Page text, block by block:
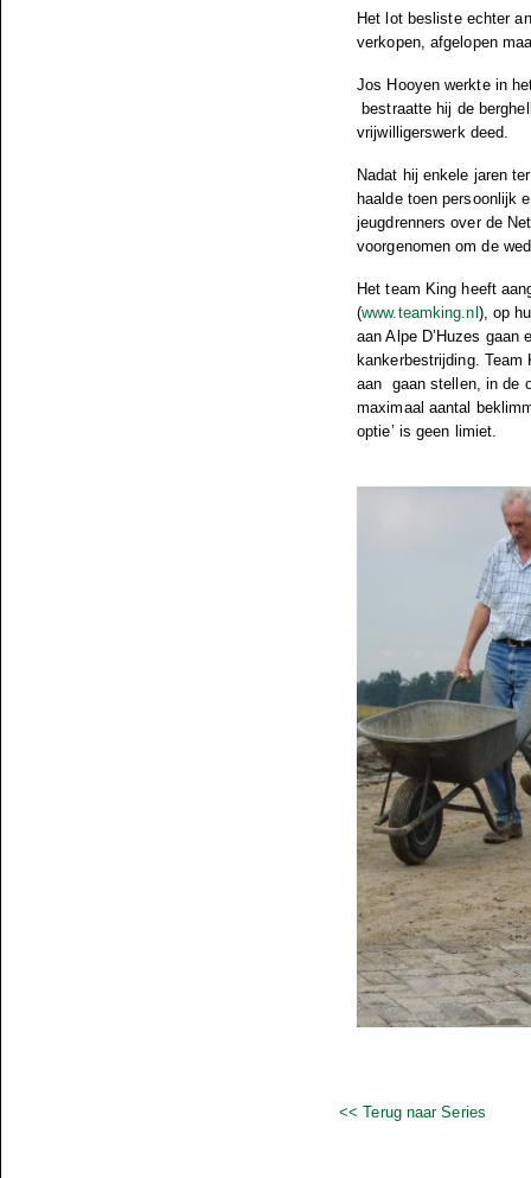
Het lot besliste echter
verkopen, afgelopen
Jos Hooyen werkte in
bestraatte hij de
vrijwilligerswerk deed.
Nadat hij enkele jaren
haalde toen persoonlijk
jeugdrenners over de
voorgenomen om de
Het team King heeft
(www.teamking.nl ), op
aan Alpe D’Huzes
kankerbestrijding.
aan gaan stellen, in de
maximaal aantal
optie’ is geen limiet.
<< Terug naar Series